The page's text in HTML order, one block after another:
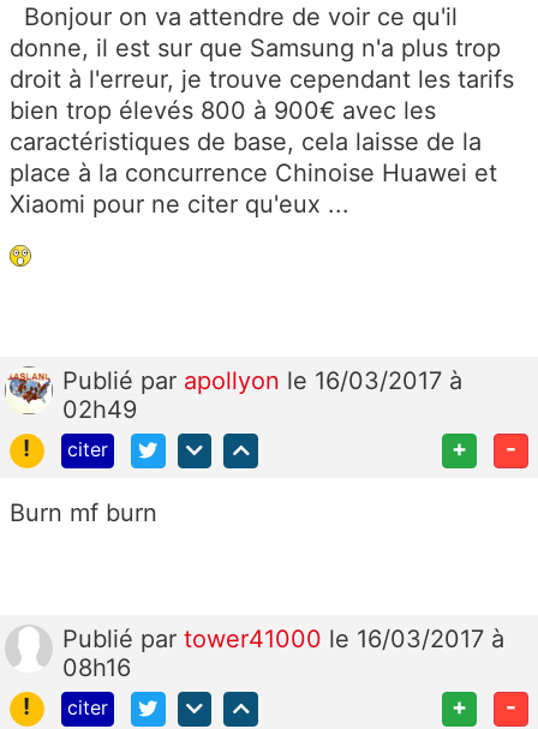
Bonjour on va attendre de voir ce qu'il
donne, il est sur que Samsung n'a plus trop
droit à l'erreur, je trouve cependant les tarifs
bien trop élevés 800 à 900€ avec les
caractéristiques de base, cela laisse de la
place à la concurrence Chinoise Huawei et
Xiaomi pour ne citer qu'eux ...
Publié par apollyon le 16/03/2017 à
02h49
!
citer + -
Burn mf burn
Publié par tower41000 le 16/03/2017 à
08h16
!
citer + -